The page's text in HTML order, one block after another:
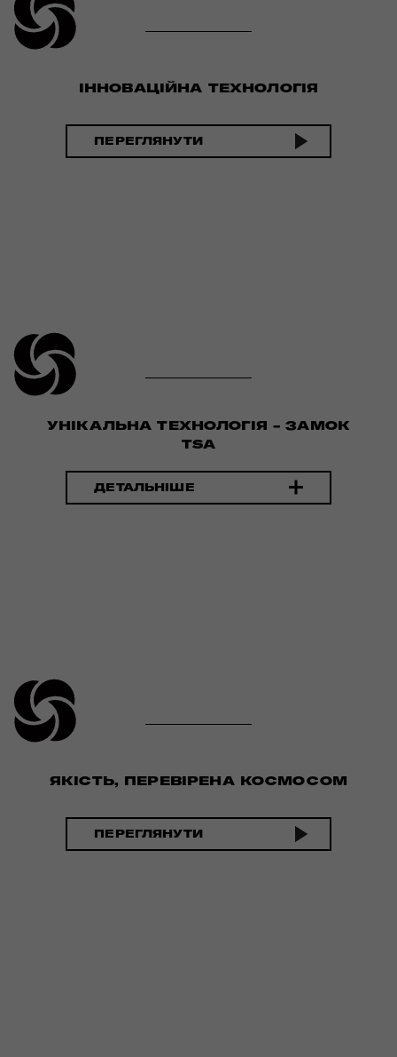
ІННОВАЦІЙНА ТЕХНОЛОГІЯ
ПЕРЕГЛЯНУТИ
УНІКАЛЬНА ТЕХНОЛОГІЯ - ЗАМОК
TSA
ДЕТАЛЬНІШЕ
ЯКІСТЬ, ПЕРЕВІРЕНА КОСМОСОМ
ПЕРЕГЛЯНУТИ